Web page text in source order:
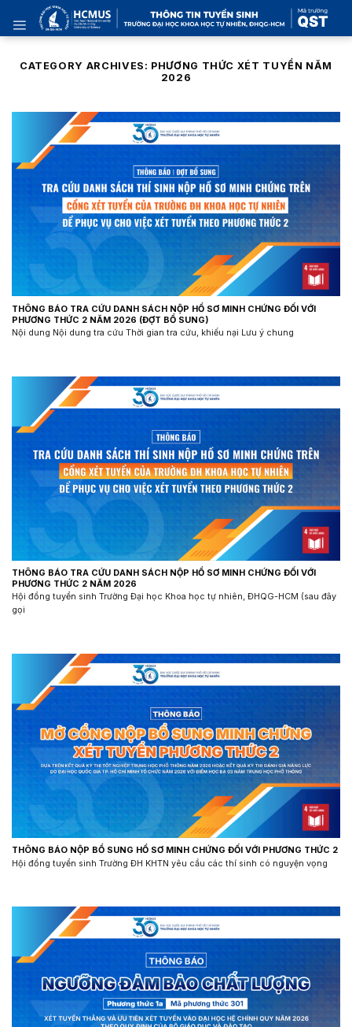
content
CATEGORY ARCHIVES: PHƯƠNG THỨC XÉT TUYỂN NĂM
2026
THÔNG BÁO TRA CỨU DANH SÁCH NỘP HỒ SƠ MINH CHỨNG ĐỐI VỚI
PHƯƠNG THỨC 2 NĂM 2026 (ĐỢT BỔ SUNG)
Nội dung Nội dung tra cứu Thời gian tra cứu, khiếu nại Lưu ý chung
THÔNG BÁO TRA CỨU DANH SÁCH NỘP HỒ SƠ MINH CHỨNG ĐỐI VỚI
PHƯƠNG THỨC 2 NĂM 2026
Hội đồng tuyển sinh Trường Đại học Khoa học tự nhiên, ĐHQG-HCM (sau đây
gọi
THÔNG BÁO NỘP BỔ SUNG HỒ SƠ MINH CHỨNG ĐỐI VỚI PHƯƠNG THỨC 2
Hội đồng tuyển sinh Trường ĐH KHTN yêu cầu các thí sinh có nguyện vọng